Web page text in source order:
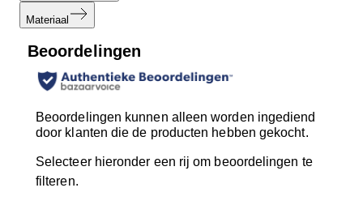
Materiaal
Beoordelingen
Beoordelingen kunnen alleen worden ingediend
door klanten die de producten hebben gekocht.
Selecteer hieronder een rij om beoordelingen te
filteren.